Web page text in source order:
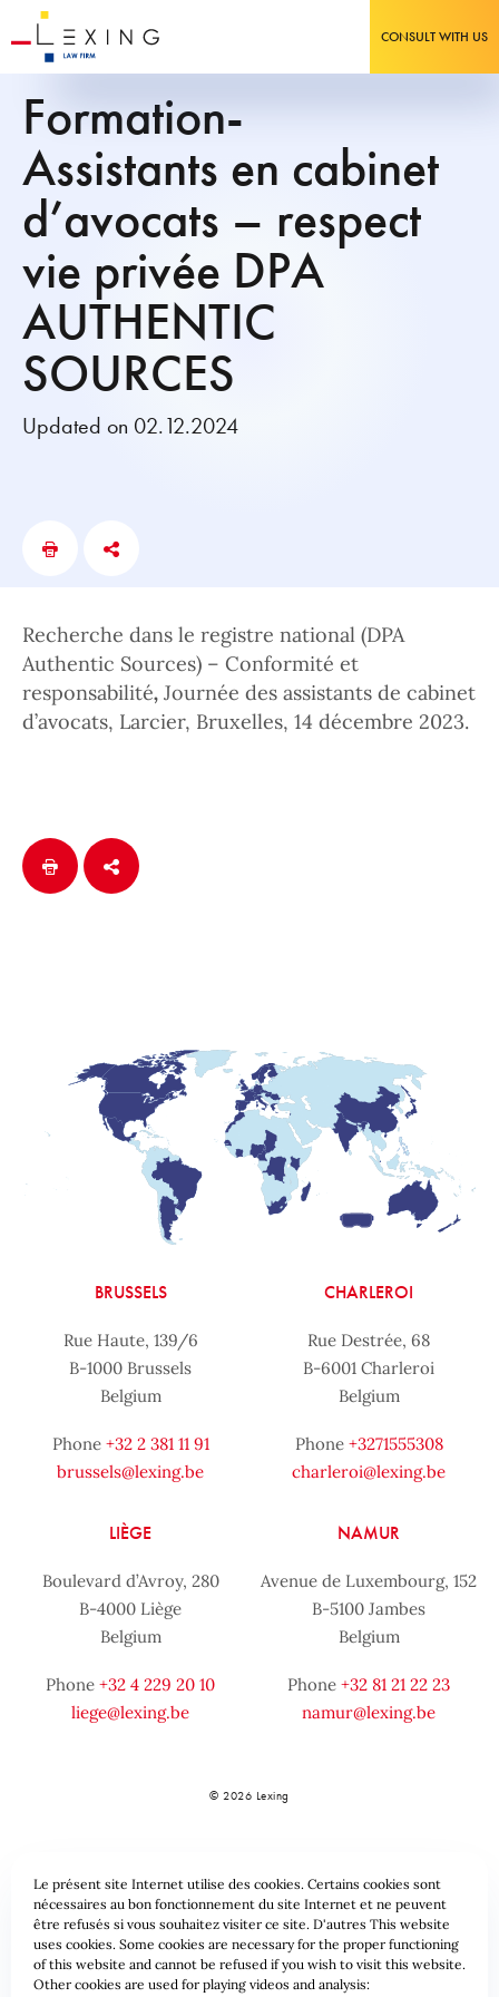
CONSULT WITH US
Formation-
Assistants en cabinet
d’avocats – respect
vie privée DPA
AUTHENTIC
SOURCES
Updated on 02.12.2024
Recherche dans le registre national (DPA
Authentic Sources) – Conformité et
responsabilité, Journée des assistants de cabinet
d’avocats, Larcier, Bruxelles, 14 décembre 2023.
BRUSSELS
Rue Haute, 139/6
B-1000 Brussels
Belgium
Phone +32 2 381 11 91
brussels@lexing.be
CHARLEROI
Rue Destrée, 68
B-6001 Charleroi
Belgium
Phone +3271555308
charleroi@lexing.be
LIÈGE
Boulevard d’Avroy, 280
B-4000 Liège
Belgium
Phone +32 4 229 20 10
liege@lexing.be
NAMUR
Avenue de Luxembourg, 152
B-5100 Jambes
Belgium
Phone +32 81 21 22 23
namur@lexing.be
© 2026 Lexing
Sitemap Standard provisions Data protection & Cookies
Le présent site Internet utilise des cookies. Certains cookies sont
nécessaires au bon fonctionnement du site Internet et ne peuvent
être refusés si vous souhaitez visiter ce site. D'autres This website
uses cookies. Some cookies are necessary for the proper functioning
of this website and cannot be refused if you wish to visit this website.
Other cookies are used for playing videos and analysis: